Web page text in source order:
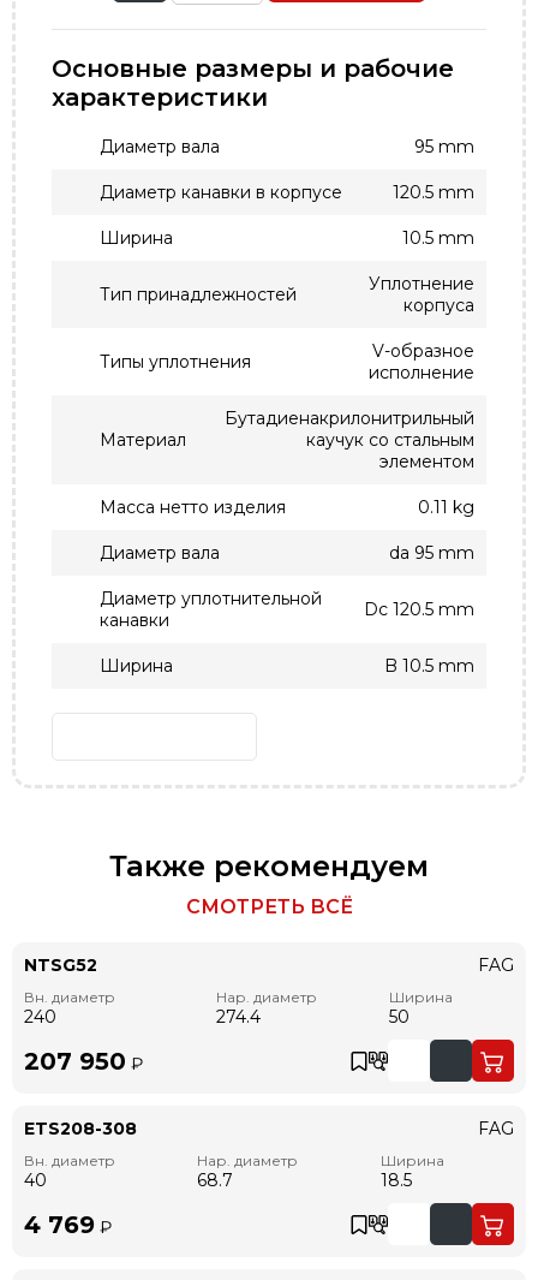
Основные размеры и рабочие
характеристики
Диаметр вала 95 mm
Диаметр канавки в корпусе 120.5 mm
Ширина 10.5 mm
Тип принадлежностей
Уплотнение
корпуса
Типы уплотнения
V-образное
исполнение
Материал
Бутадиенакрилонитрильный
каучук со стальным
элементом
Масса нетто изделия 0.11 kg
Диаметр вала da 95 mm
Диаметр уплотнительной
канавки
Dc 120.5 mm
Ширина B 10.5 mm
Также рекомендуем
СМОТРЕТЬ ВСЁ
NTSG52
Вн. диаметр
240
Нар. диаметр
274.4
Ширина
50
FAG
207 950 ₽
ETS208-308
Вн. диаметр
40
Нар. диаметр
68.7
Ширина
18.5
FAG
4 769 ₽